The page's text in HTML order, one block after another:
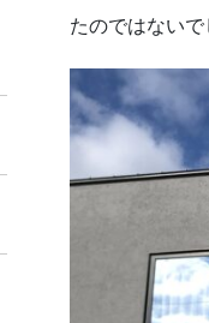
たのではないで